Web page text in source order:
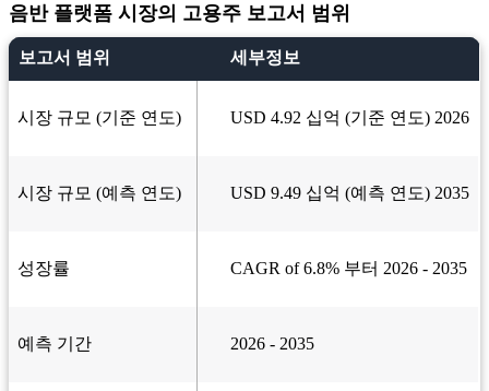
음반 플랫폼 시장의 고용주 보고서 범위
보고서 범위 세부정보
시장 규모 (기준 연도) USD 4.92 십억 (기준 연도) 2026
시장 규모 (예측 연도) USD 9.49 십억 (예측 연도) 2035
성장률 CAGR of 6.8% 부터 2026 - 2035
예측 기간 2026 - 2035